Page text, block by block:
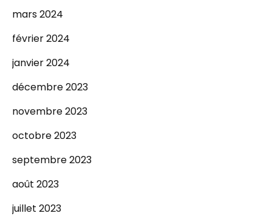
mars 2024
février 2024
janvier 2024
décembre 2023
novembre 2023
octobre 2023
septembre 2023
août 2023
juillet 2023